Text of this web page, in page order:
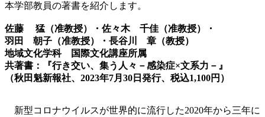
本学部教員の著書を紹介します。
佐藤 猛（准教授）・佐々木 千佳（准教授）・
羽田 朝子（准教授）・長谷川 章（教授）
地域文化学科 国際文化講座所属
共著書：『行き交い、集う人々－感染症×文系力－』
（秋田魁新報社、2023年7月30日発行、税込1,100円）
新型コロナウイルスが世界的に流行した2020年から三年に